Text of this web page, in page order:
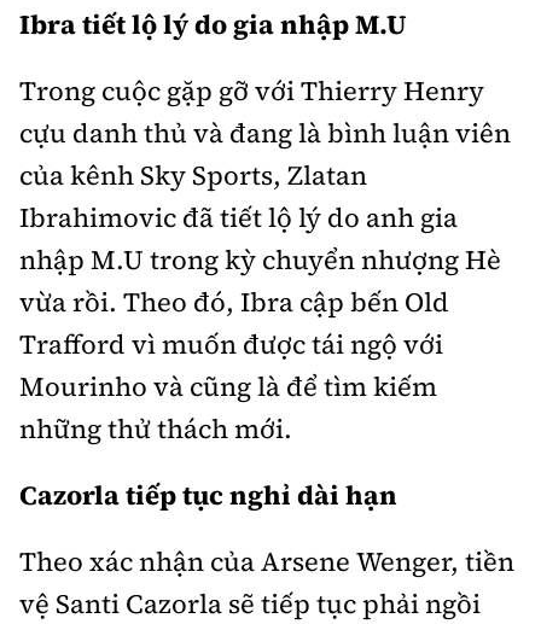
Ibra tiết lộ lý do gia nhập M.U
Trong cuộc gặp gỡ với Thierry Henry
cựu danh thủ và đang là bình luận viên
của kênh Sky Sports, Zlatan
Ibrahimovic đã tiết lộ lý do anh gia
nhập M.U trong kỳ chuyển nhượng Hè
vừa rồi. Theo đó, Ibra cập bến Old
Trafford vì muốn được tái ngộ với
Mourinho và cũng là để tìm kiếm
những thử thách mới.
Cazorla tiếp tục nghỉ dài hạn
Theo xác nhận của Arsene Wenger, tiền
vệ Santi Cazorla sẽ tiếp tục phải ngồi